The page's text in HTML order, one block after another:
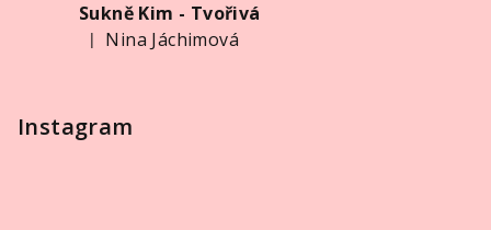
Sukně Kim - Tvořivá
Hodnocení produktu je 5 z 5 hvězdiček.
| Nina Jáchimová
Instagram